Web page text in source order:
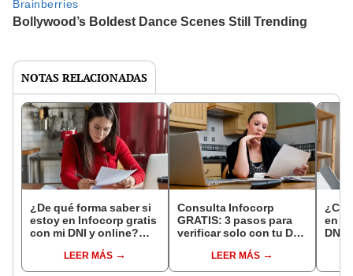
NOTAS RELACIONADAS
¿De qué forma saber si
estoy en Infocorp gratis
con mi DNI y online?
LEER MÁS
Consulta Infocorp
GRATIS: 3 pasos para
verificar solo con tu DNI
LEER MÁS
en